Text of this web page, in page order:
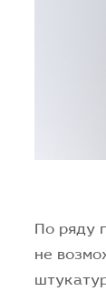
По ряду
не